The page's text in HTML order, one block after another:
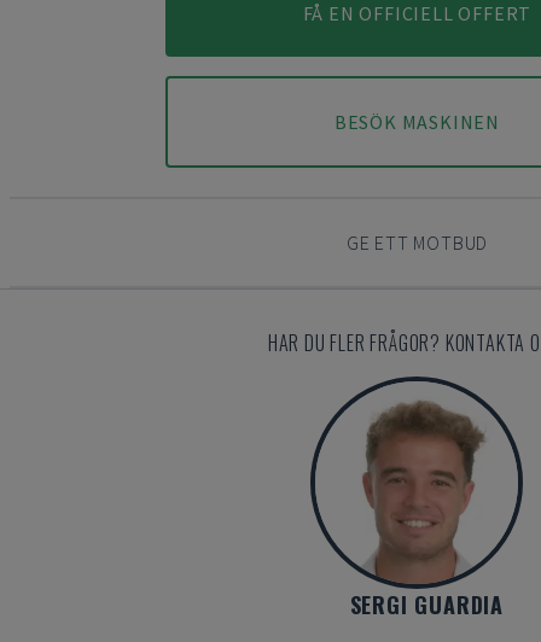
FÅ EN OFFICIELL OFFERT
BESÖK MASKINEN
GE ETT MOTBUD
HAR DU FLER FRÅGOR? KONTAKTA
SERGI GUARDIA